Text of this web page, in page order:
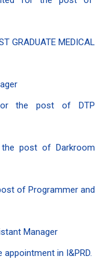
GRADUATE MEDICAL
for the post of DTP
post of Darkroom
of Programmer and
Manager
in I&PRD.